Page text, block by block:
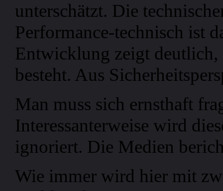
unterschätzt. Die
Performance-technisch ist
Entwicklung zeigt deutlich,
besteht. Aus
Man muss sich ernsthaft
Interessanterweise wird
ignoriert. Die Medien
Wie immer wird hier mit